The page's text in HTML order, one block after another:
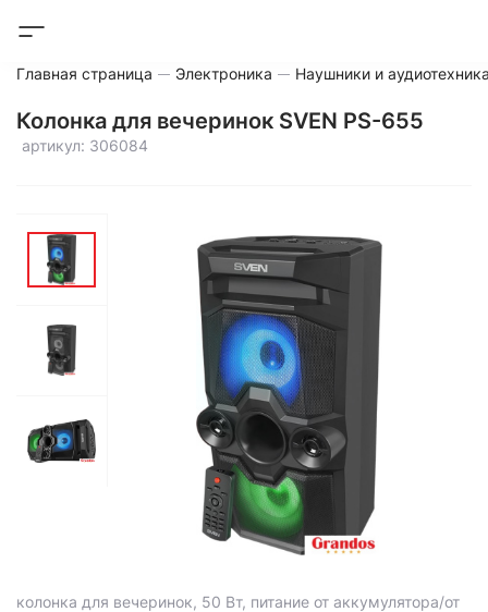
Главная страница Электроника Наушники и
Колонка для вечеринок SVEN PS-655
артикул: 306084
колонка для вечеринок, 50 Вт, питание от аккумулятора/от